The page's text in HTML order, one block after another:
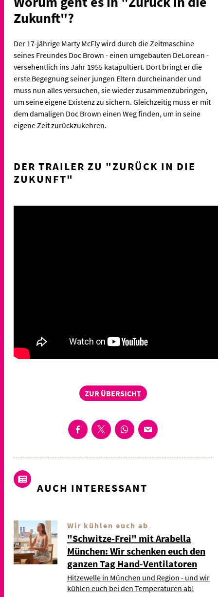
Zukunft"?
Der 17-jährige Marty McFly wird durch die Zeitmaschine
seines Freundes Doc Brown - einen umgebauten DeLorean -
versehentlich ins Jahr 1955 katapultiert. Dort bringt er die
erste Begegnung seiner jungen Eltern durcheinander und
muss nun alles versuchen, sie wieder zusammenzubringen,
um seine eigene Existenz zu sichern. Gleichzeitig muss er mit
dem damaligen Doc Brown einen Weg finden, um in seine
eigene Zeit zurückzukehren.
DER TRAILER ZU "ZURÜCK IN DIE
ZUKUNFT"
ZUR ÜBERSICHT
AUCH INTERESSANT
Wir kühlen euch ab
"Schwitze-Frei" mit Arabella
München: Wir schenken euch den
ganzen Tag Hand-Ventilatoren
Hitzewelle in München und Region - und wir
kühlen euch bei den Temperaturen ab!